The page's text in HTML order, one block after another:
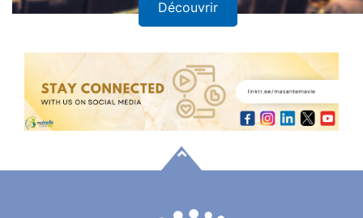
Découvrir